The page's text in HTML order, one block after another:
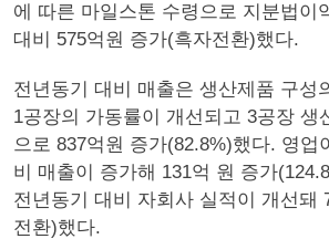
에 따른 마일스톤 수령으로 지분법이
대비 575억원 증가(흑자전환)했다.
전년동기 대비 매출은 생산제품 구성
1공장의 가동률이 개선되고 3공장 생
으로 837억원 증가(82.8%)했다. 영업
비 매출이 증가해 131억 원 증가
전년동기 대비 자회사 실적이 개선돼
전환)했다.